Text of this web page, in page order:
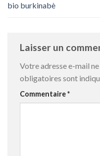
bio burkinabè
Laisser un
Votre adresse e-mail
obligatoires sont
Commentaire*